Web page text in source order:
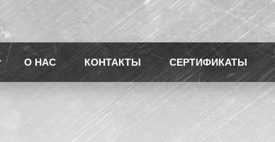
О НАС КОНТАКТЫ СЕРТИФИКАТЫ